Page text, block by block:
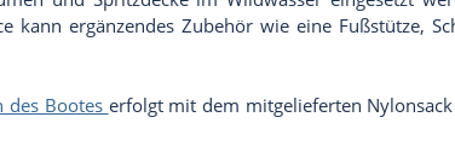
kann ergänzendes Zubehör wie eine Fußstütze,
des Bootes erfolgt mit dem mitgelieferten